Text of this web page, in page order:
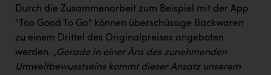
Durch die Zusammenarbeit zum Beispiel mit der App
"Too Good To Go" können überschüssige Backwaren
zu einem Drittel des Originalpreises angeboten
werden. „Gerade in einer Ära des zunehmenden
Umweltbewusstseins kommt dieser Ansatz unserem